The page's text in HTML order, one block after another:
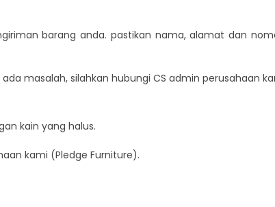
barang anda. pastikan nama, alamat dan
masalah, silahkan hubungi CS admin perusahaan
kain yang halus.
kami (Pledge Furniture).